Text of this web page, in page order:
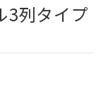
3列タイプ